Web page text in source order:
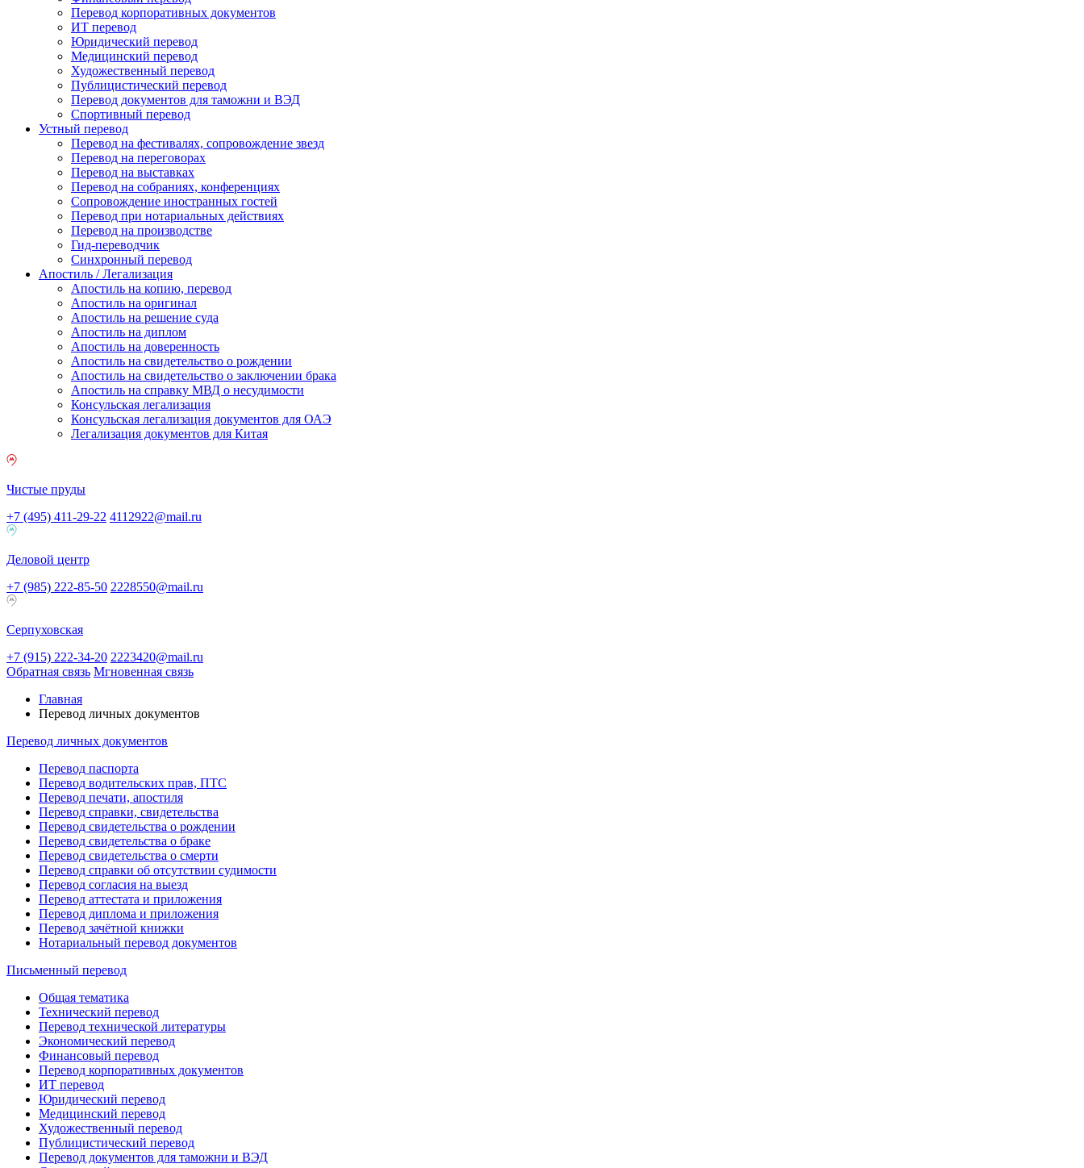
Перевод корпоративных документов
ИТ перевод
Юридический перевод
Медицинский перевод
Художественный перевод
Публицистический перевод
Перевод документов для таможни и ВЭД
Спортивный перевод
Устный перевод
Перевод на фестивалях, сопровождение звезд
Перевод на переговорах
Перевод на выставках
Перевод на собраниях, конференциях
Сопровождение иностранных гостей
Перевод при нотариальных действиях
Перевод на производстве
Гид-переводчик
Синхронный перевод
Апостиль / Легализация
Апостиль на копию, перевод
Апостиль на оригинал
Апостиль на решение суда
Апостиль на диплом
Апостиль на доверенность
Апостиль на свидетельство о рождении
Апостиль на свидетельство о заключении брака
Апостиль на справку МВД о несудимости
Консульская легализация
Консульская легализация документов для ОАЭ
Легализация документов для Китая
Чистые пруды
+7 (495) 411-29-22 4112922@mail.ru
Деловой центр
+7 (985) 222-85-50 2228550@mail.ru
Серпуховская
+7 (915) 222-34-20 2223420@mail.ru
Обратная связь Мгновенная связь
Главная
Перевод личных документов
Перевод личных документов
Перевод паспорта
Перевод водительских прав, ПТС
Перевод печати, апостиля
Перевод справки, свидетельства
Перевод свидетельства о рождении
Перевод свидетельства о браке
Перевод свидетельства о смерти
Перевод справки об отсутствии судимости
Перевод согласия на выезд
Перевод аттестата и приложения
Перевод диплома и приложения
Перевод зачётной книжки
Нотариальный перевод документов
Письменный перевод
Общая тематика
Технический перевод
Перевод технической литературы
Экономический перевод
Финансовый перевод
Перевод корпоративных документов
ИТ перевод
Юридический перевод
Медицинский перевод
Художественный перевод
Публицистический перевод
Перевод документов для таможни и ВЭД